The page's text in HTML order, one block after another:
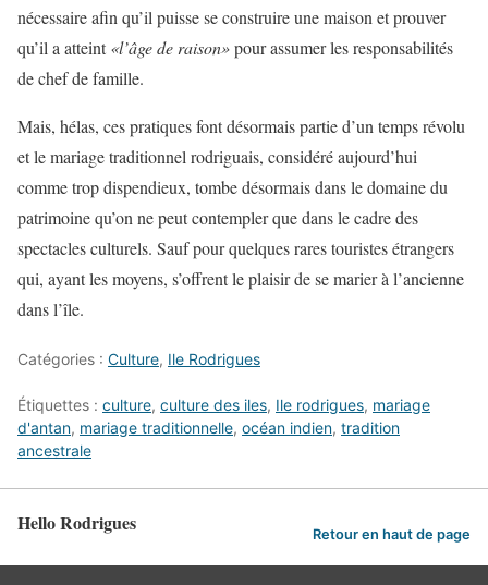
nécessaire afin qu’il puisse se construire une maison et prouver
qu’il a atteint«l’âge de raison»pour assumer les responsabilités
de chef de famille.
Mais, hélas, ces pratiques font désormais partie d’un temps révolu
et le mariage traditionnel rodriguais, considéré aujourd’hui
comme trop dispendieux, tombe désormais dans le domaine du
patrimoine qu’on ne peut contempler que dans le cadre des
spectacles culturels. Sauf pour quelques rares touristes étrangers
qui, ayant les moyens, s’offrent le plaisir de se marier à l’ancienne
dans l’île.
Catégories : Culture, Ile Rodrigues
Étiquettes : culture, culture des iles, Ile rodrigues, mariage
d'antan, mariage traditionnelle, océan indien, tradition
ancestrale
Hello Rodrigues Retour en haut de page